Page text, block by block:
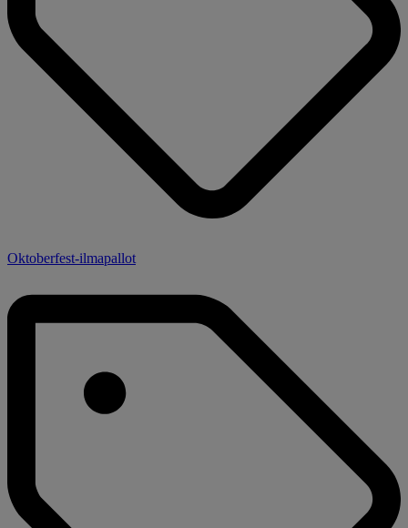
Oktoberfest-ilmapallot